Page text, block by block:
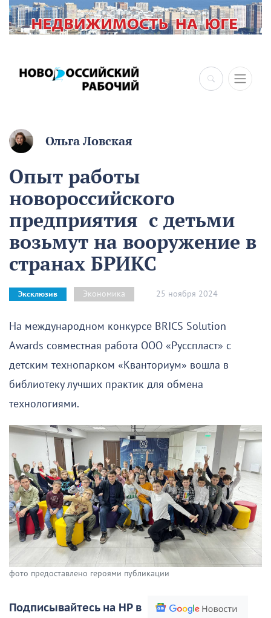
Ольга Ловская
Опыт работы
новороссийского
предприятия с детьми
возьмут на вооружение в
странах БРИКС
Эксклюзив Экономика 25 ноября 2024
На международном конкурсе BRICS Solution
Awards совместная работа ООО «Русспласт» с
детским технопарком «Кванториум» вошла в
библиотеку лучших практик для обмена
технологиями.
фото предоставлено героями публикации
Подписывайтесь на НР в